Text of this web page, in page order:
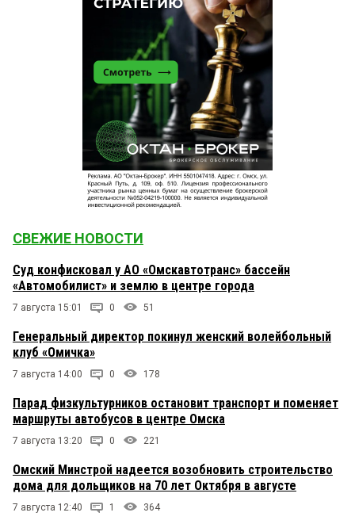
СВЕЖИЕ НОВОСТИ
Суд конфисковал у АО «Омскавтотранс» бассейн
«Автомобилист» и землю в центре города
7 августа 15:01 0 51
Генеральный директор покинул женский волейбольный
клуб «Омичка»
7 августа 14:00 0 178
Парад физкультурников остановит транспорт и поменяет
маршруты автобусов в центре Омска
7 августа 13:20 0 221
Омский Минстрой надеется возобновить строительство
дома для дольщиков на 70 лет Октября в августе
7 августа 12:40 1 364